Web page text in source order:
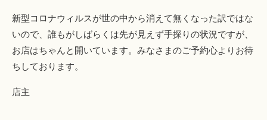
新型コロナウィルスが世の中から消えて無くなった訳ではな
いので、誰もがしばらくは先が見えず手探りの状況ですが、
お店はちゃんと開いています。みなさまのご予約心よりお待
ちしております。
店主